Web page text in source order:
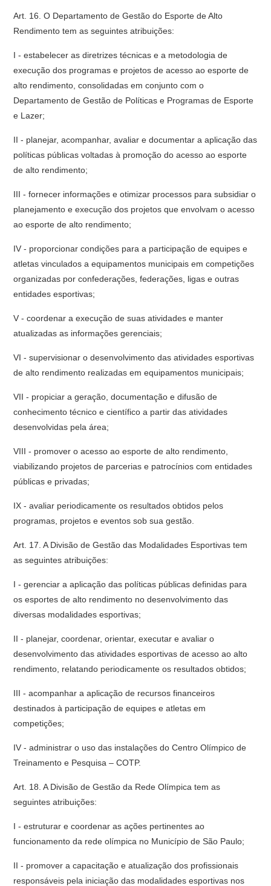
Art. 16. O Departamento de Gestão do Esporte de Alto
Rendimento tem as seguintes atribuições:
I - estabelecer as diretrizes técnicas e a metodologia de
execução dos programas e projetos de acesso ao esporte de
alto rendimento, consolidadas em conjunto com o
Departamento de Gestão de Políticas e Programas de Esporte
e Lazer;
II - planejar, acompanhar, avaliar e documentar a aplicação das
políticas públicas voltadas à promoção do acesso ao esporte
de alto rendimento;
III - fornecer informações e otimizar processos para subsidiar o
planejamento e execução dos projetos que envolvam o acesso
ao esporte de alto rendimento;
IV - proporcionar condições para a participação de equipes e
atletas vinculados a equipamentos municipais em competições
organizadas por confederações, federações, ligas e outras
entidades esportivas;
V - coordenar a execução de suas atividades e manter
atualizadas as informações gerenciais;
VI - supervisionar o desenvolvimento das atividades esportivas
de alto rendimento realizadas em equipamentos municipais;
VII - propiciar a geração, documentação e difusão de
conhecimento técnico e científico a partir das atividades
desenvolvidas pela área;
VIII - promover o acesso ao esporte de alto rendimento,
viabilizando projetos de parcerias e patrocínios com entidades
públicas e privadas;
IX - avaliar periodicamente os resultados obtidos pelos
programas, projetos e eventos sob sua gestão.
Art. 17. A Divisão de Gestão das Modalidades Esportivas tem
as seguintes atribuições:
I - gerenciar a aplicação das políticas públicas definidas para
os esportes de alto rendimento no desenvolvimento das
diversas modalidades esportivas;
II - planejar, coordenar, orientar, executar e avaliar o
desenvolvimento das atividades esportivas de acesso ao alto
rendimento, relatando periodicamente os resultados obtidos;
III - acompanhar a aplicação de recursos financeiros
destinados à participação de equipes e atletas em
competições;
IV - administrar o uso das instalações do Centro Olímpico de
Treinamento e Pesquisa – COTP.
Art. 18. A Divisão de Gestão da Rede Olímpica tem as
seguintes atribuições:
I - estruturar e coordenar as ações pertinentes ao
funcionamento da rede olímpica no Município de São Paulo;
II - promover a capacitação e atualização dos profissionais
responsáveis pela iniciação das modalidades esportivas nos